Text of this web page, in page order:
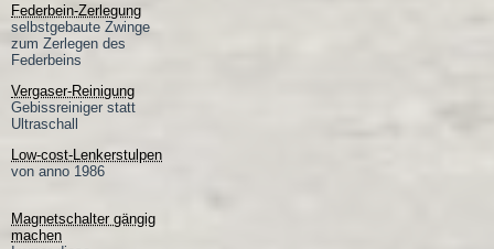
Federbein-Zerlegung
selbstgebaute Zwinge
zum Zerlegen des
Federbeins
Vergaser-Reinigung
Gebissreiniger statt
Ultraschall
Low-cost-Lenkerstulpen
von anno 1986
Magnetschalter gängig
machen